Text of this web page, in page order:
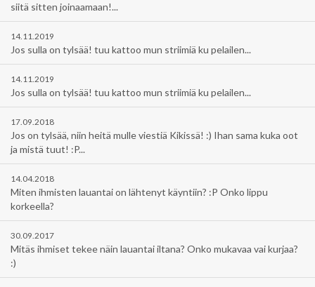
siitä sitten joinaamaan!...
14.11.2019
Jos sulla on tylsää! tuu kattoo mun striimiä ku pelailen...
14.11.2019
Jos sulla on tylsää! tuu kattoo mun striimiä ku pelailen...
17.09.2018
Jos on tylsää, niin heitä mulle viestiä Kikissä! :) Ihan sama kuka oot
ja mistä tuut! :P...
14.04.2018
Miten ihmisten lauantai on lähtenyt käyntiin? :P Onko lippu
korkeella?
30.09.2017
Mitäs ihmiset tekee näin lauantai iltana? Onko mukavaa vai kurjaa?
:)